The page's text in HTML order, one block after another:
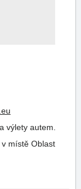
výlety autem.
místě Oblast